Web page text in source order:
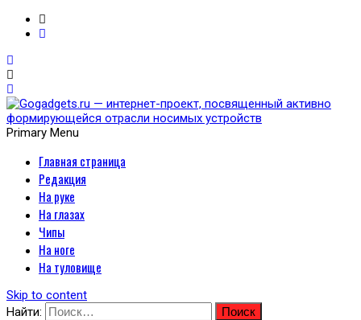
Gogadgets.ru — интернет-
проект, посвященный
активно формирующейся
отрасли носимых
устройств
Primary Menu
Главная страница
Редакция
На руке
На глазах
Чипы
На ноге
На туловище
Skip to content
Найти: